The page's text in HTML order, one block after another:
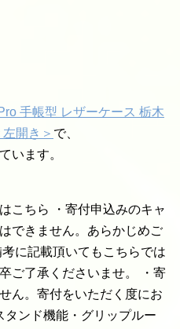
手帳型 レザーケース 栃木
開き＞ で、
います。
こちら ・寄付申込みのキャ
できません。あらかじめご
に記載頂いてもこちらでは
ご了承くださいませ。 ・寄
ん。寄付をいただく度にお
タンド機能・グリップルー